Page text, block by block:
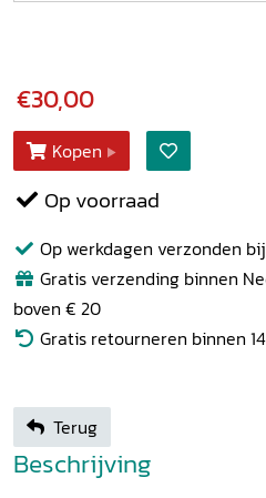
€30,00
Kopen
Op voorraad
Op werkdagen verzonden
Gratis verzending binnen
boven € 20
Gratis retourneren binnen
Terug
Beschrijving